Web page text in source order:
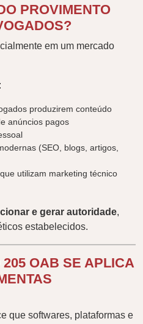
PROVIMENTO
em um mercado
produzirem conteúdo
anúncios pagos
(SEO, blogs, artigos,
utilizam marketing técnico
e gerar autoridade,
estabelecidos.
205 OAB SE APLICA
que softwares, plataformas e